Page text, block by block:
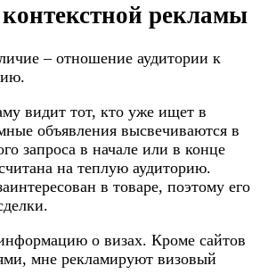
рекламы
– отношение аудитории к
видит тот, кто уже ищет в
объявления высвечиваются в
запроса в начале или в конце
на теплую аудиторию.
в товаре, поэтому его
о визах. Кроме сайтов
мне рекламируют визовый